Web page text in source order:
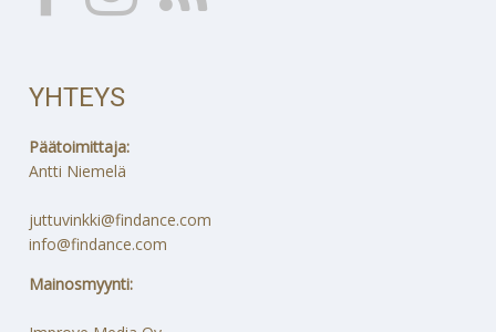
YHTEYS
Päätoimittaja:
Antti Niemelä
juttuvinkki@findance.com
info@findance.com
Mainosmyynti: